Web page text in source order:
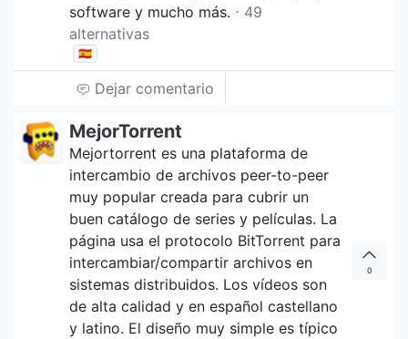
software y mucho más. ⋅ 49
alternativas
🇪🇸
Dejar comentario
MejorTorrent
Mejortorrent es una plataforma de
intercambio de archivos peer-to-peer
muy popular creada para cubrir un
buen catálogo de series y películas. La
página usa el protocolo BitTorrent para
intercambiar/compartir archivos en
sistemas distribuidos. Los vídeos son
de alta calidad y en español castellano
y latino. El diseño muy simple es típico
0